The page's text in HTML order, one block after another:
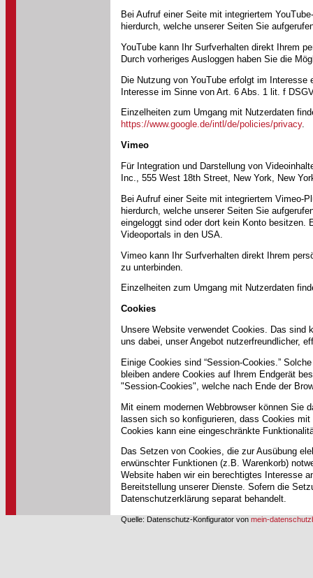
Bei Aufruf einer Seite mit integriertem
hierdurch, welche unserer Seiten Sie
YouTube kann Ihr Surfverhalten direkt Ihrem
Durch vorheriges Ausloggen haben Sie die
Die Nutzung von YouTube erfolgt im
Interesse im Sinne von Art. 6 Abs. 1 lit. f
Einzelheiten zum Umgang mit Nutzerdaten
https://www.google.de/intl/de/policies/privacy.
Vimeo
Für Integration und Darstellung von
Inc., 555 West 18th Street, New York, New
Bei Aufruf einer Seite mit integriertem Vimeo-
hierdurch, welche unserer Seiten Sie
eingeloggt sind oder dort kein Konto besitzen.
Videoportals in den USA.
Vimeo kann Ihr Surfverhalten direkt Ihrem
zu unterbinden.
Einzelheiten zum Umgang mit Nutzerdaten
Cookies
Unsere Website verwendet Cookies. Das sind
uns dabei, unser Angebot nutzerfreundlicher,
Einige Cookies sind “Session-Cookies.”
bleiben andere Cookies auf Ihrem Endgerät
"Session-Cookies", welche nach Ende der
Mit einem modernen Webbrowser können Sie
lassen sich so konfigurieren, dass Cookies
Cookies kann eine eingeschränkte
Das Setzen von Cookies, die zur Ausübung
erwünschter Funktionen (z.B. Warenkorb)
Website haben wir ein berechtigtes Interesse
Bereitstellung unserer Dienste. Sofern die
Datenschutzerklärung separat behandelt.
Quelle: Datenschutz-Konfigurator von mein-